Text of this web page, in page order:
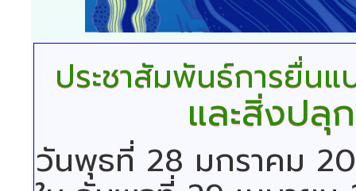
ประชาสัมพันธ์การยื่นแ
และสิ่งปลุ
วันพุธที่ 28 มกราคม